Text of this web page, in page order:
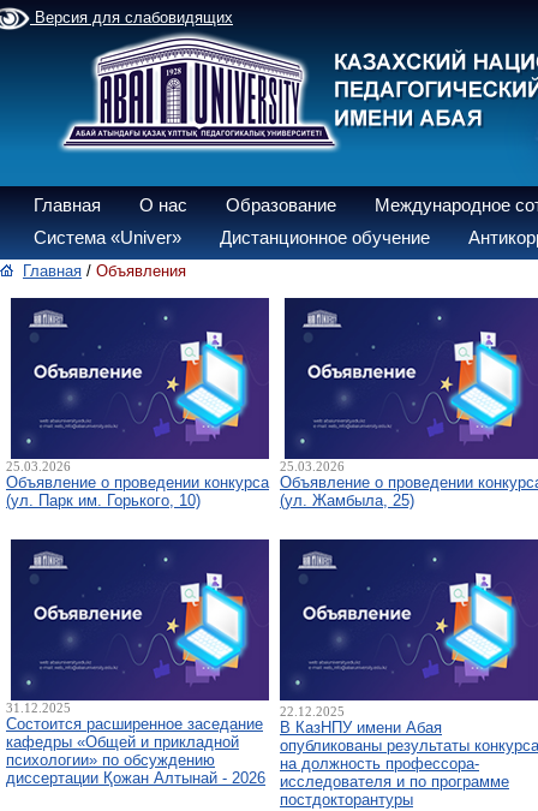
Версия для слабовидящих
Главная О нас Образование
Международное
Система «Univer»
Дистанционное обучение
Главная / Объявления
25.03.2026
Объявление о проведении конкурса
(ул. Парк им. Горького, 10)
25.03.2026
Объявление о проведении
(ул. Жамбыла, 25)
31.12.2025
Состоится расширенное заседание
кафедры «Общей и прикладной
психологии» по обсуждению
диссертации Қожан Алтынай - 2026
22.12.2025
В КазНПУ имени Абая
опубликованы результаты конкурса
на должность профессора-
исследователя и по программе
постдокторантуры